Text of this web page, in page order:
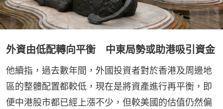
外資由低配轉向平衡 中東局勢或助港吸引資金
他續指，過去數年間，外國投資者對於香港及周邊地
區的整體配置都較低，現在是將資產進行再平衡，即
便中港股市都已經上漲不少，但較美國的估值仍然偏